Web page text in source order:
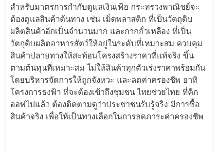
สำหรับมาตรการกำกับดูแลเงินเฟ้อ กระทรวงพาณิชย์จะ
ต้องดูแลสินค้าต้นทาง เช่น เม็ดพลาสติก ที่เป็นวัตถุดิบ
ผลิตสินค้าอีกเป็นจำนวนมาก และกากถั่วเหลือง ที่เป็น
วัตถุดิบผลิตอาหารสัตว์ให้อยู่ในระดับที่เหมาะสม ควบคุม
สินค้าปลายทางให้สะท้อนโครงสร้างราคาที่แท้จริง ขึ้น
ตามต้นทุนที่เหมาะสม ไม่ให้สินค้าทุกตัวเร่งราคาพร้อมกัน
โดยบริหารจัดการให้ถูกจังหวะ และลดค่าครองชีพ อาทิ
โครงการธงฟ้า ที่จะต้องเข้าถึงชุมชน ไทยช่วยไทย ที่คิก
ออฟไปแล้ว ต้องติดตามดูว่าประชาชนรับรู้จริง มีการซื้อ
สินค้าจริง เพื่อให้เป็นทางเลือกในการลดภาระค่าครองชีพ